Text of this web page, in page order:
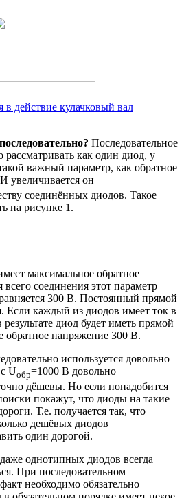
в действие кулачковый вал
Последовательное
как один диод, у
важный параметр, как обратное
увеличивается он
соединённых диодов. Такое
на рисунке 1.
максимальное обратное
соединения этот параметр
300 В. Постоянный прямой
Если каждый из диодов имеет ток в
диод будет иметь прямой
обратное напряжение 300 В.
используется довольно
Uобр=1000 В довольно
дёшевы. Но если понадобится
покажут, что диоды на такие
Т.е. получается так, что
дешёвых диодов
один дорогой.
однотипных диодов всегда
При последовательном
необходимо обязательно